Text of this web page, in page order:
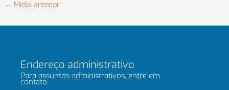
← Mídia anterior
Endereço administrativo
Para assuntos administrativos, entre em
contato.